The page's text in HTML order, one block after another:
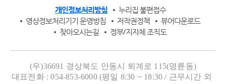
개인정보처리방침
누리집 불편접수
영상정보처리기기 운영방침
저작권정책
뷰어다운로드
찾아오시는길
정부/지자체 조직도
(우)36691 경상북도 안동시 퇴계로 115(명륜동)
대표전화 : 054-853-6000 (평일 8:30 ~ 18:30 / 근무시간 외